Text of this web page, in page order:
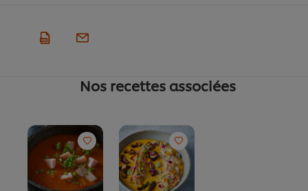
Nos recettes associées